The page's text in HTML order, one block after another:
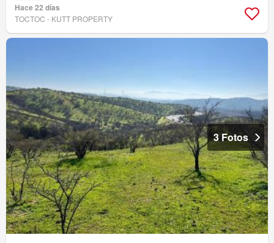
Hace 22 días
TOCTOC - KUTT PROPERTY
3 Fotos